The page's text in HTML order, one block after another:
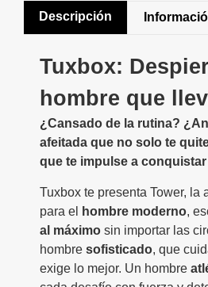
Descripción
Tuxbox:
hombre que
¿Cansado de la rutina?
afeitada que no solo te
que te impulse a conquistar
Tuxbox te presenta Tower, la
para el
hombre moderno,
al máximo sin importar las
hombre sofisticado, que
exige lo mejor. Un hombre